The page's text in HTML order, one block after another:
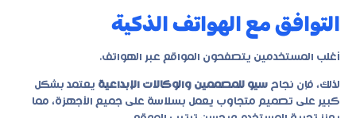
التوافق مع الهواتف الذكية
أغلب المستخدمين يتصفحون المواقع عبر الهواتف.
لذلك، فإن نجاح سيو للمصممين والوكالات الإبداعية يعتمد بشكل
كبير على تصميم متجاوب يعمل بسلاسة على جميع الأجهزة، مما